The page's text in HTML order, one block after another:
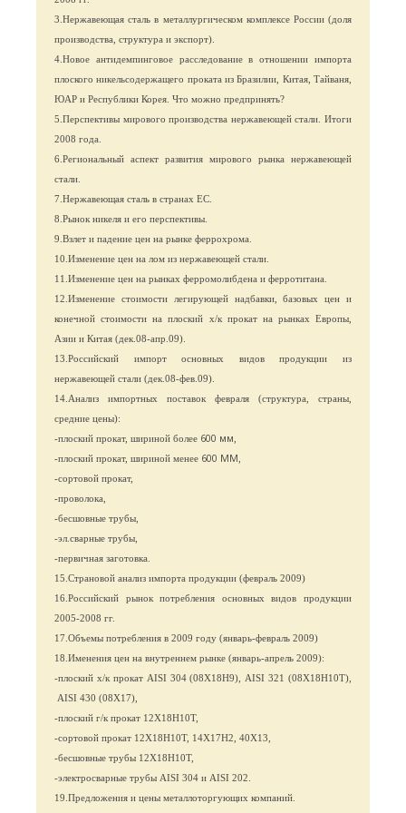
3.Нержавеющая сталь в металлургическом комплексе России (доля
производства, структура и экспорт).
4.Новое антидемпинговое расследование в отношении импорта
плоского никельсодержащего проката из Бразилии, Китая, Тайваня,
ЮАР и Республики Корея. Что можно предпринять?
5.Перспективы мирового производства нержавеющей стали. Итоги
2008 года.
6.Региональный аспект развития мирового рынка нержавеющей
стали.
7.Нержавеющая сталь в странах ЕС.
8.Рынок никеля и его перспективы.
9.Взлет и падение цен на рынке феррохрома.
10.Изменение цен на лом из нержавеющей стали.
11.Изменение цен на рынках ферромолибдена и ферротитана.
12.Изменение стоимости легирующей надбавки, базовых цен и
конечной стоимости на плоский х/к прокат на рынках Европы,
Азии и Китая (дек.08-апр.09).
13.Российский импорт основных видов продукции из
нержавеющей стали (дек.08-фев.09).
14.Анализ импортных поставок февраля (структура, страны,
средние цены):
-плоский прокат, шириной более 600 мм,
-плоский прокат, шириной менее 600 ММ,
-сортовой прокат,
-проволока,
-бесшовные трубы,
-эл.сварные трубы,
-первичная заготовка.
15.Страновой анализ импорта продукции (февраль 2009)
16.Российский рынок потребления основных видов продукции
2005-2008 гг.
17.Объемы потребления в 2009 году (январь-февраль 2009)
18.Именения цен на внутреннем рынке (январь-апрель 2009):
-плоский х/к прокат AISI 304 (08Х18Н9),AISI 321 (08Х18Н10Т),
AISI 430 (08Х17),
-плоский г/к прокат 12Х18Н10Т,
-сортовой прокат 12Х18Н10Т, 14Х17Н2, 40Х13,
-бесшовные трубы 12Х18Н10Т,
-электросварные трубы AISI 304 и AISI 202.
19.Предложения и цены металлоторгующих компаний.